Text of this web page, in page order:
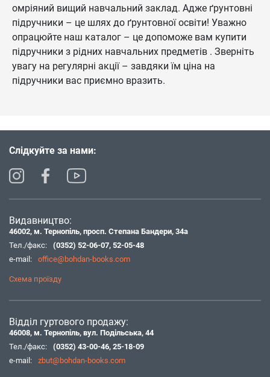
омріяний вищий навчальний заклад. Адже ґрунтовні
підручники – це шлях до ґрунтовної освіти! Уважно
опрацюйте наш каталог – це допоможе вам купити
підручники з рідних навчальних предметів . Зверніть
увагу на регулярні акції – завдяки їм ціна на
підручники вас приємно вразить.
Слідкуйте за нами:
Видавництво:
46002, м. Тернопіль, просп. Степана Бандери, 34а
Тел./факс:
(0352) 52-06-07, 52-05-48
e-mail:
office@bohdan-books.com
Схема проїзду
Відділ гуртового продажу:
46008, м. Тернопіль, вул. Подільська, 44
Тел./факс:
(0352) 43-00-46, 25-18-09
e-mail:
zbut@bohdan-books.com